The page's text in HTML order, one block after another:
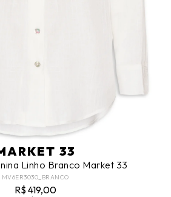
33
Linho Branco Market 33
MV6ER3030_BRANCO
R$ 419,00